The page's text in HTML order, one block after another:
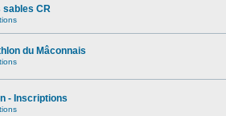
sables CR
du Mâconnais
- Inscriptions